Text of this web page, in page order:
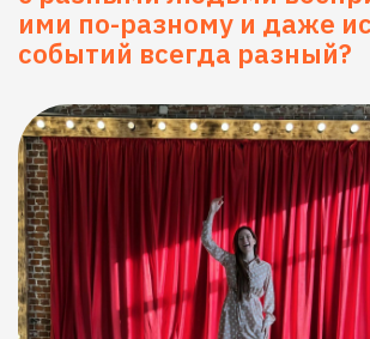
ВЫ - УНИКАЛЬНЫ И ВОСХИТИТЕЛЬНЫ
Вам когда-нибудь доводилось
ждать какого-то приключения или
путешествия с детским
восторгом? Когда все тело так